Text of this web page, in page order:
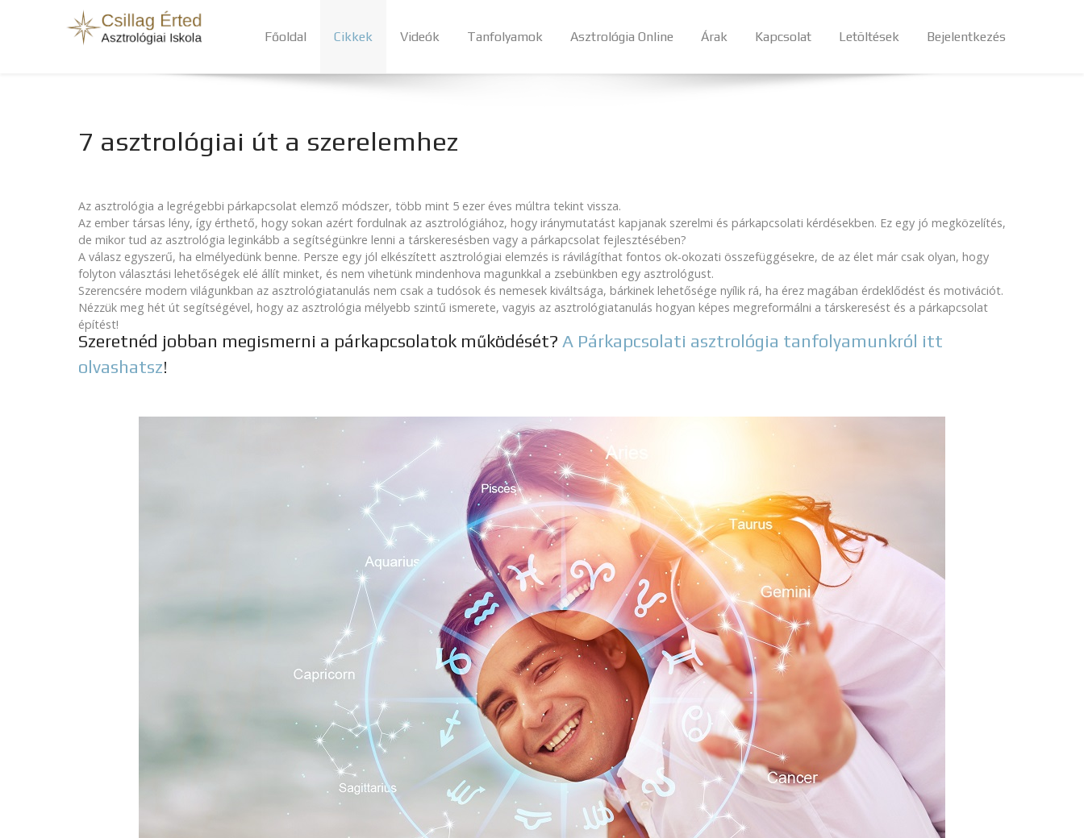
Főoldal Cikkek Videók Tanfolyamok Asztrológia Online Árak Kapcsolat Letöltések Bejelentkezés
7 asztrológiai út a szerelemhez
Az asztrológia a legrégebbi párkapcsolat elemző módszer, több mint 5 ezer éves múltra tekint vissza.
Az ember társas lény, így érthető, hogy sokan azért fordulnak az asztrológiához, hogy iránymutatást kapjanak szerelmi és párkapcsolati kérdésekben. Ez egy jó megközelítés,
de mikor tud az asztrológia leginkább a segítségünkre lenni a társkeresésben vagy a párkapcsolat fejlesztésében?
A válasz egyszerű, ha elmélyedünk benne. Persze egy jól elkészített asztrológiai elemzés is rávilágíthat fontos ok-okozati összefüggésekre, de az élet már csak olyan, hogy
folyton választási lehetőségek elé állít minket, és nem vihetünk mindenhova magunkkal a zsebünkben egy asztrológust.
Szerencsére modern világunkban az asztrológiatanulás nem csak a tudósok és nemesek kiváltsága, bárkinek lehetősége nyílik rá, ha érez magában érdeklődést és motivációt.
Nézzük meg hét út segítségével, hogy az asztrológia mélyebb szintű ismerete, vagyis az asztrológiatanulás hogyan képes megreformálni a társkeresést és a párkapcsolat
építést!
Szeretnéd jobban megismerni a párkapcsolatok működését? A Párkapcsolati asztrológia tanfolyamunkról itt
olvashatsz!